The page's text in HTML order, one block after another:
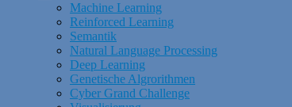
Machine Learning
Reinforced Learning
Semantik
Natural Language Processing
Deep Learning
Genetische Algrorithmen
Cyber Grand Challenge